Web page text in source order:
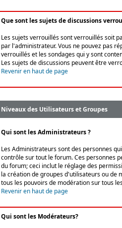
Que sont les sujets de discussions
Les sujets verrouillés sont verrouillés soit
par l'administrateur. Vous ne pouvez pas
verrouillés et les sondages qui y sont
Les sujets de discussions peuvent être
Revenir en haut de page
Niveaux des Utilisateurs et Groupes
Qui sont les Administrateurs ?
Les Administrateurs sont des personnes
contrôle sur tout le forum. Ces personnes
du forum; ceci inclut le réglage des
la création de groupes d'utilisateurs ou de
tous les pouvoirs de modération sur tous
Revenir en haut de page
Qui sont les Modérateurs?